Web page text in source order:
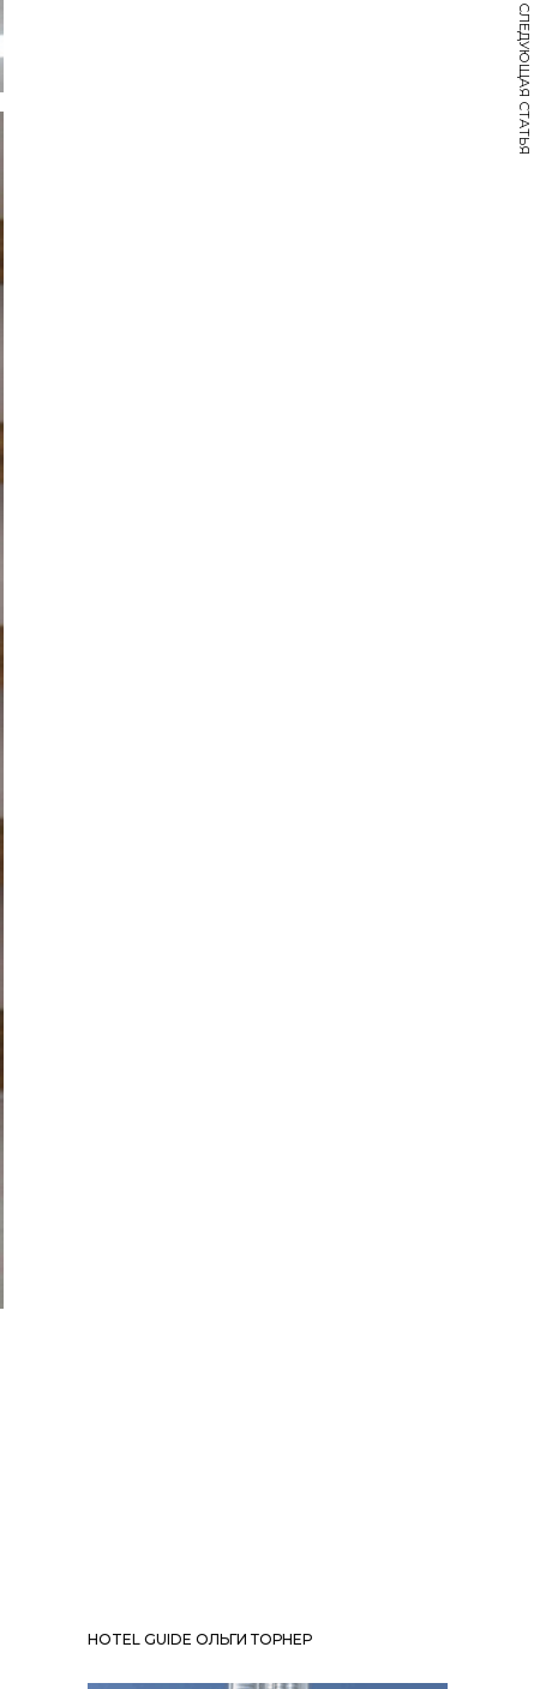
HOTEL GUIDE ОЛЬГИ ТОРНЕР
СЛЕДУЮЩАЯ СТАТЬЯ